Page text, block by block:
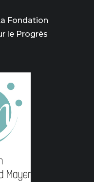
Fondation
le Progrès